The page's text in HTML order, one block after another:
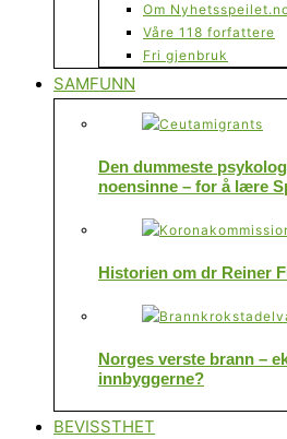
Om
Våre 118 forfattere
Fri gjenbruk
SAMFUNN
Den dummeste
noensinne – for å lære
Historien om dr Reiner
Norges verste brann –
innbyggerne?
BEVISSTHET